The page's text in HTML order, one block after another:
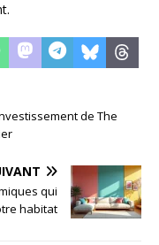
de The
qui
habitat